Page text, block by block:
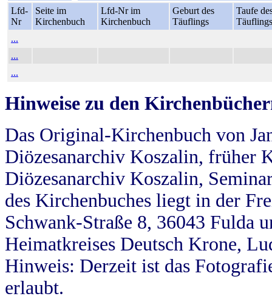
Lfd-
Nr
Seite im
Kirchenbuch
Lfd-Nr im
Kirchenbuch
Geburt des
Täuflings
Taufe
Täuflings
...
...
...
Hinweise zu den
Das Original-Kirchenbuch von
Diözesanarchiv Koszalin, früher
Diözesanarchiv Koszalin,
des Kirchenbuches liegt in der
Schwank-Straße 8, 36043 Fulda
Heimatkreises Deutsch Krone,
Hinweis: Derzeit ist das
erlaubt.